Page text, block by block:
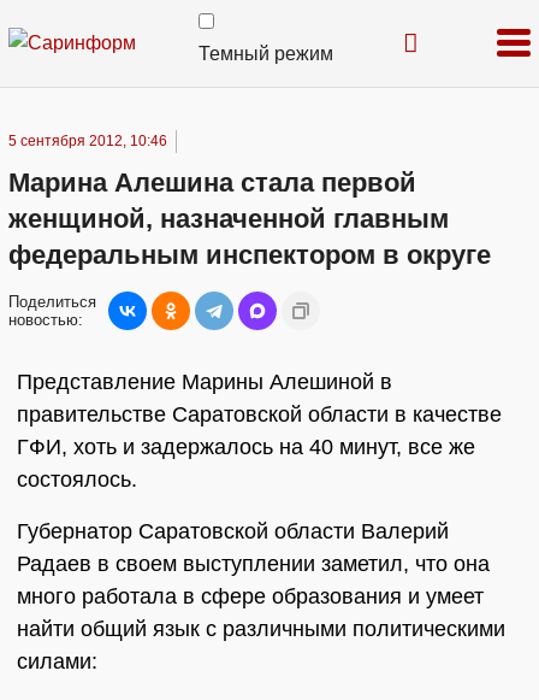
Темный режим
5 сентября 2012, 10:46
Марина Алешина стала первой
женщиной, назначенной главным
федеральным инспектором в округе
Поделиться
новостью:
Представление Марины Алешиной в
правительстве Саратовской области в качестве
ГФИ, хоть и задержалось на 40 минут, все же
состоялось.
Губернатор Саратовской области Валерий
Радаев в своем выступлении заметил, что она
много работала в сфере образования и умеет
найти общий язык с различными политическими
силами: